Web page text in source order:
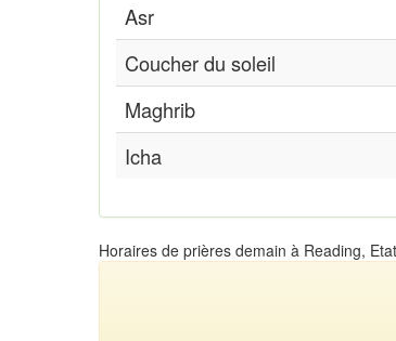
Asr
Coucher du soleil
Maghrib
Icha
Horaires de prières demain à Reading,